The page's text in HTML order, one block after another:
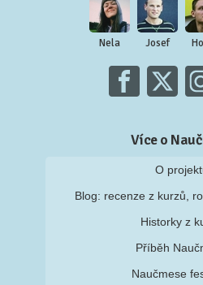
Nela Josef
Více o
O
Blog: recenze z kurzů,
Historky z
Příběh
Naučmese